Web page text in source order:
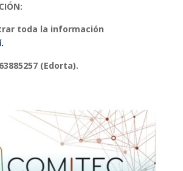
toda la información
(Edorta).